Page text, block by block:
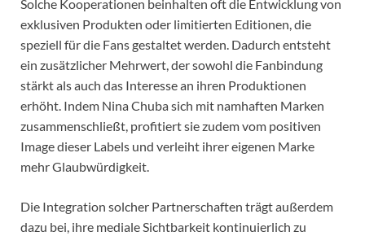
Solche Kooperationen beinhalten oft die Entwicklung von
exklusiven Produkten oder limitierten Editionen, die
speziell für die Fans gestaltet werden. Dadurch entsteht
ein zusätzlicher Mehrwert, der sowohl die Fanbindung
stärkt als auch das Interesse an ihren Produktionen
erhöht. Indem Nina Chuba sich mit namhaften Marken
zusammenschließt, profitiert sie zudem vom positiven
Image dieser Labels und verleiht ihrer eigenen Marke
mehr Glaubwürdigkeit.
Die Integration solcher Partnerschaften trägt außerdem
dazu bei, ihre mediale Sichtbarkeit kontinuierlich zu